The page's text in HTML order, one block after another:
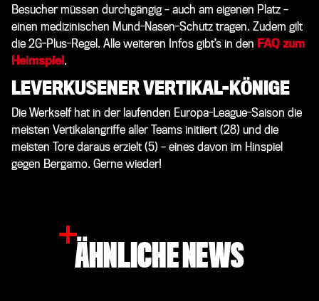
Besucher müssen durchgängig – auch am eigenen Platz –
einen medizinischen Mund-Nasen-Schutz tragen. Zudem gilt
die 2G-Plus-Regel. Alle weiteren Infos gibt’s in den FAQ zum
Heimspiel .
LEVERKUSENER VERTIKAL-KÖNIGE
Die Werkself hat in der laufenden Europa-League-Saison die
meisten Vertikalangriffe aller Teams initiiert (28) und die
meisten Tore daraus erzielt (5) – eines davon im Hinspiel
gegen Bergamo. Gerne wieder!
ÄHNLICHE NEWS